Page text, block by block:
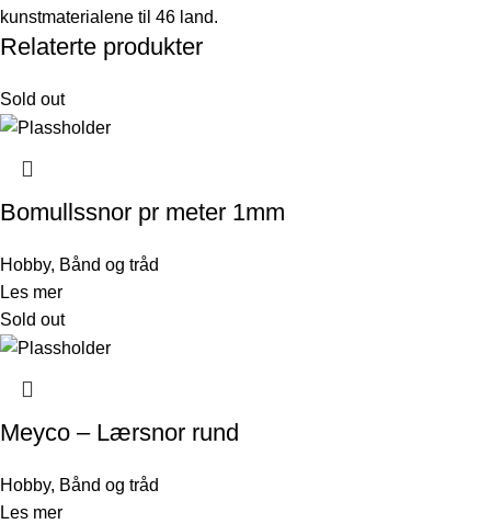
kunstmaterialene til 46 land.
Relaterte produkter
Sold out
Bomullssnor pr meter 1mm
Hobby, Bånd og tråd
Les mer
Sold out
Meyco – Lærsnor rund
Hobby, Bånd og tråd
Les mer